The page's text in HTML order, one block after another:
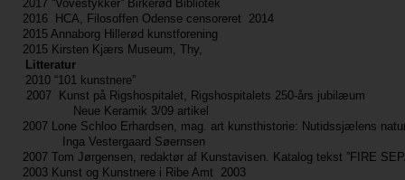
2017 “Vovestykker” Birkerød Bibliotek
2016 HCA, Filosoffen Odense censoreret 2014
2015 Annaborg Hillerød kunstforening
2015 Kirsten Kjærs Museum, Thy,
Litteratur
2010 “101 kunstnere”
2007 Kunst på Rigshospitalet, Rigshospitalets 250-års jubilæum
Neue Keramik 3/09 artikel
2007 Lone Schloo Erhardsen, mag. art kunsthistorie: Nutidssjælens
Inga Vestergaard Søernsen
2007 Tom Jørgensen, redaktør af Kunstavisen. Katalog tekst ”FIRE
2003 Kunst og Kunstnere i Ribe Amt 2003